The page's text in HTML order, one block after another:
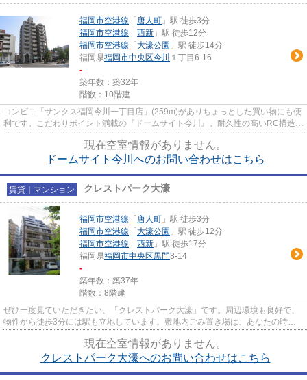
福岡市空港線 「唐人町 」駅 徒歩3分
福岡市空港線 「西新 」駅 徒歩12分
福岡市空港線 「大濠公園 」駅 徒歩14分
福岡県福岡市中央区今川 １丁目6-16
-
築年数：築32年
階数：10階建
コンビニ「サンクス福岡今川一丁目店」(259m)がありちょっとした買い物にも便
利です。こだわりポイント満載の『ドームサイト今川』。耐久性の高いRC構造の
住居を当社で是非とも見つけ...
現在空室情報がありません。
ドームサイト今川へのお問い合わせはこちら
賃貸｜マンション クレストパーク大濠
福岡市空港線 「唐人町 」駅 徒歩3分
福岡市空港線 「大濠公園 」駅 徒歩12分
福岡市空港線 「西新 」駅 徒歩17分
福岡県福岡市中央区黒門8-14
-
築年数：築37年
階数：8階建
ぜひ一度見ていただきたい、「クレストパーク大濠」です。周辺環境も良好で、
物件から徒歩3分には駅も立地しています。敷地内ごみ置き場は、あなたの時間
を有効に活用させてくれます。...
現在空室情報がありません。
クレストパーク大濠へのお問い合わせはこちら